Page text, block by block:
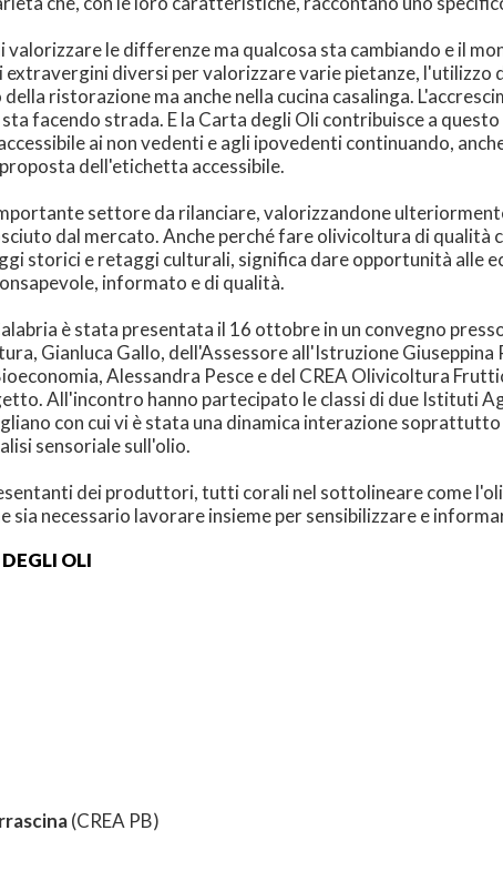
le differenze ma qualcosa sta cambiando e il
diversi per valorizzare varie pietanze,
ristorazione ma anche nella cucina casalinga.
facendo strada. E la Carta degli Oli contribuisce a
ai non vedenti e agli ipovedenti continuando,
dell'etichetta accessibile.
settore da rilanciare, valorizzandone
dal mercato. Anche perché fare olivicoltura di qualità
storici e retaggi culturali, significa dare opportunità alle
informato e di qualità.
è stata presentata il 16 ottobre in un convegno
Gianluca Gallo, dell'Assessore all'Istruzione
Alessandra Pesce e del CREA Olivicoltura
All'incontro hanno partecipato le classi di due Istituti
con cui vi è stata una dinamica interazione
sensoriale sull'olio.
dei produttori, tutti corali nel sottolineare come
necessario lavorare insieme per sensibilizzare e
OLI
(CREA PB)